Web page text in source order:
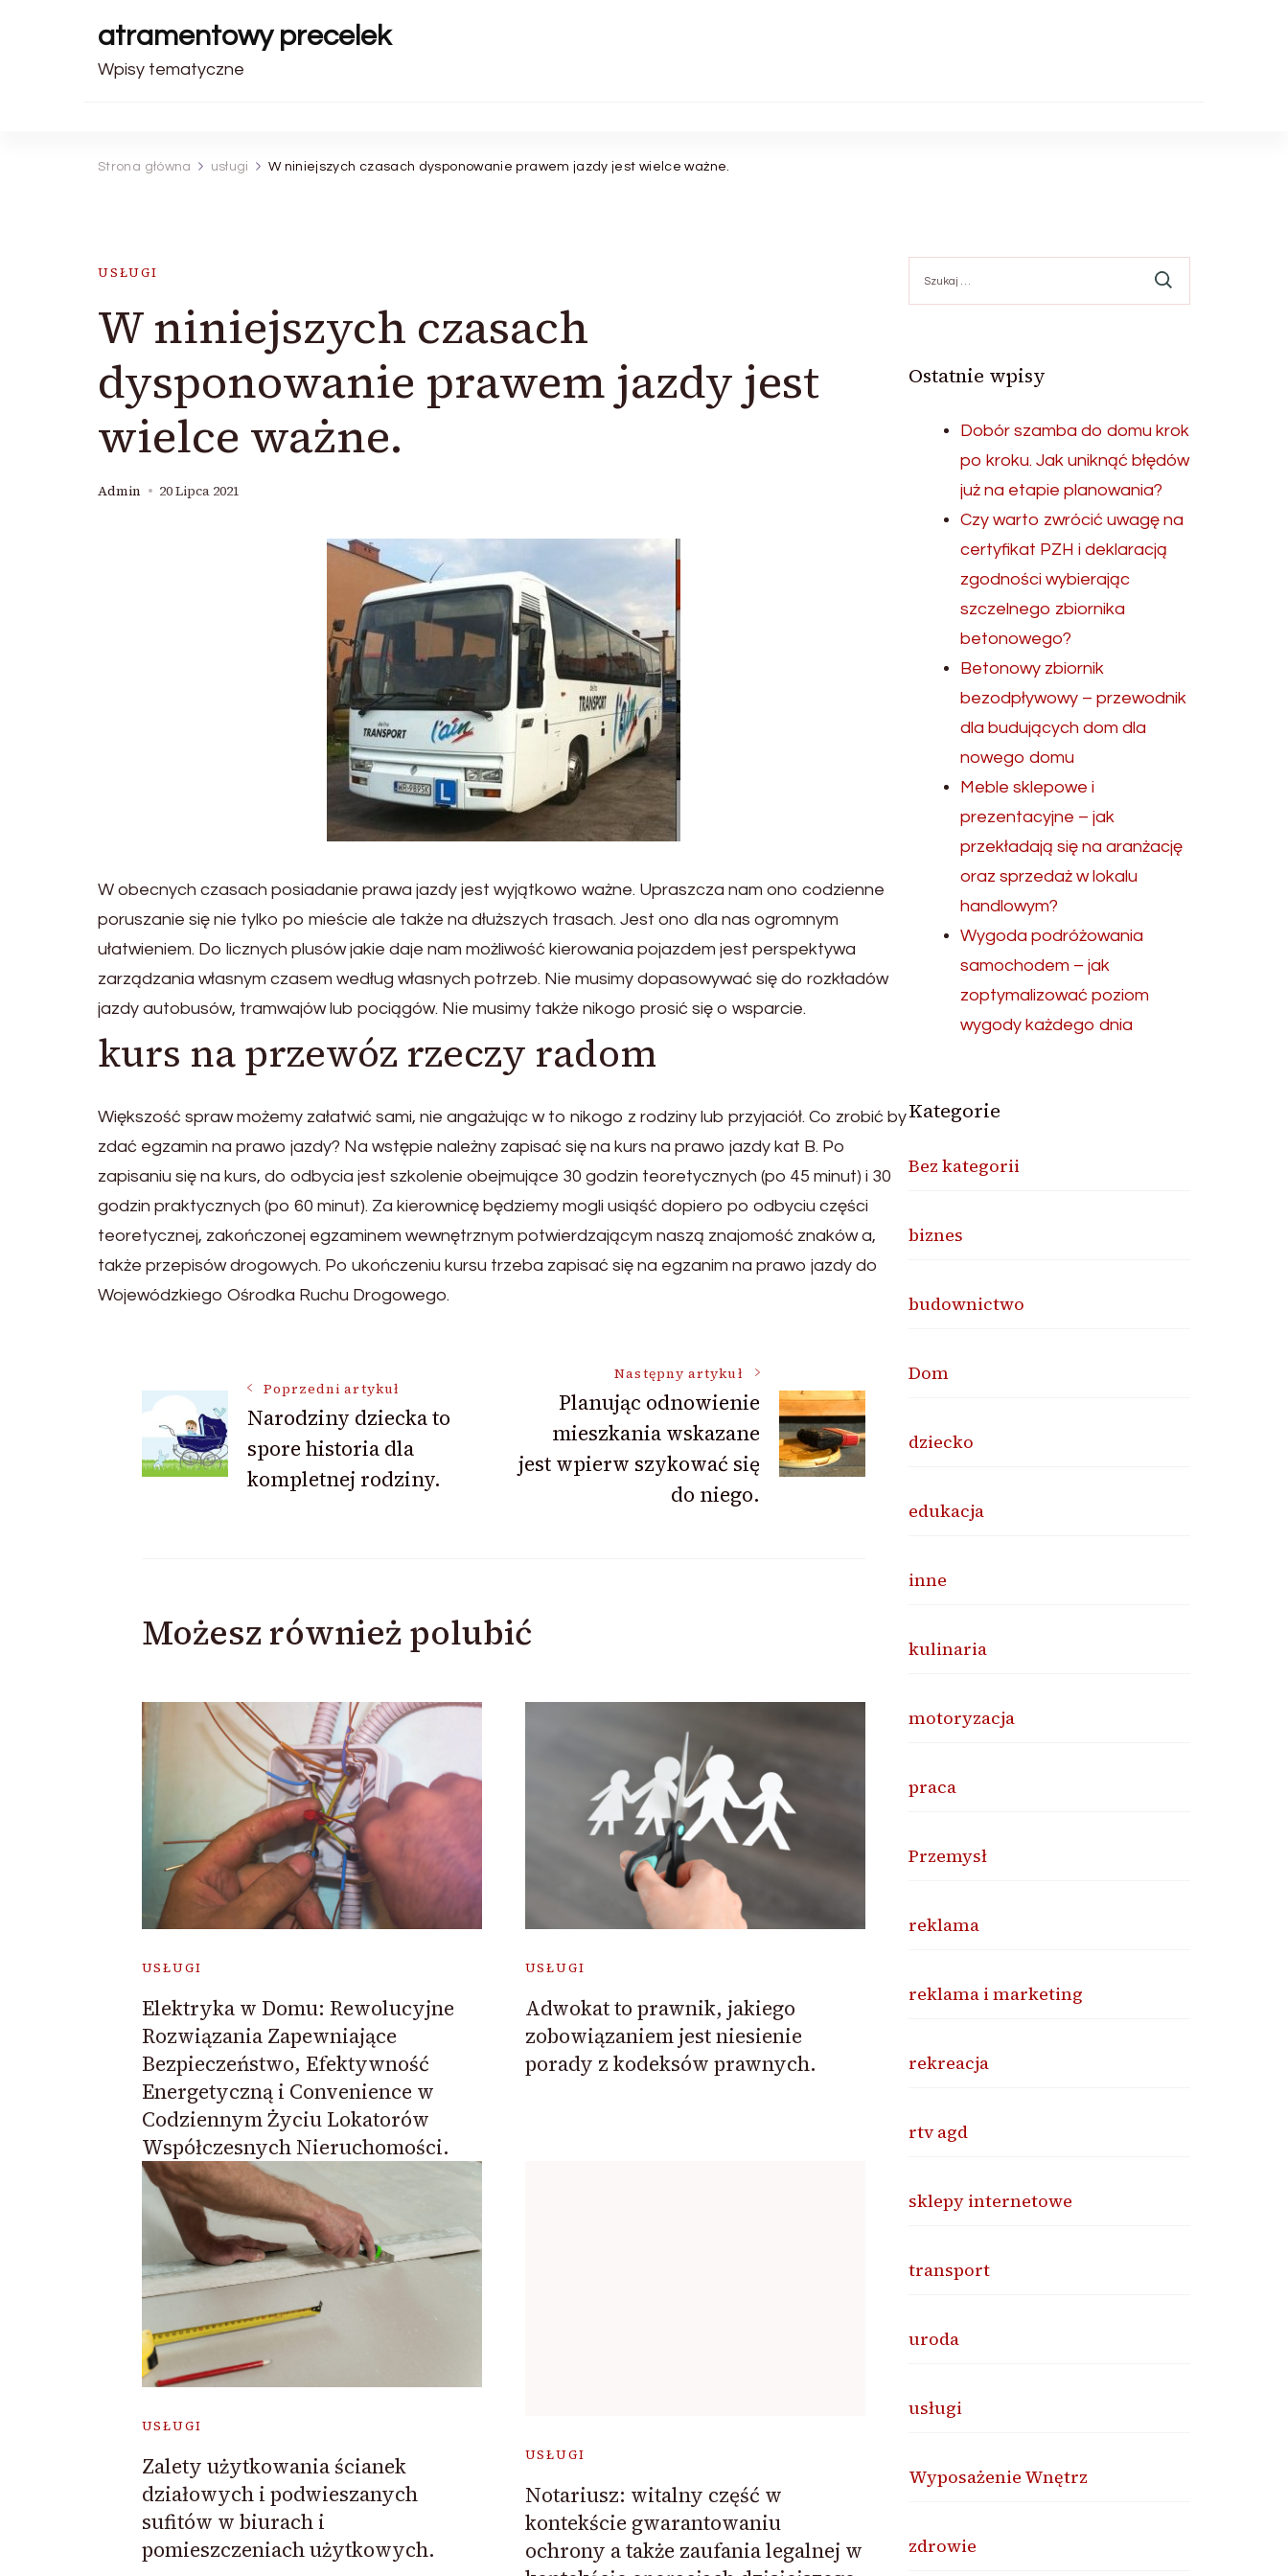
atramentowy precelek
Wpisy tematyczne
Strona główna usługi W niniejszych czasach dysponowanie prawem jazdy jest wielce ważne.
USŁUGI
W niniejszych czasach
dysponowanie prawem jazdy jest
wielce ważne.
Admin 20 Lipca 2021
W obecnych czasach posiadanie prawa jazdy jest wyjątkowo ważne. Upraszcza nam ono codzienne
poruszanie się nie tylko po mieście ale także na dłuższych trasach. Jest ono dla nas ogromnym
ułatwieniem. Do licznych plusów jakie daje nam możliwość kierowania pojazdem jest perspektywa
zarządzania własnym czasem według własnych potrzeb. Nie musimy dopasowywać się do rozkładów
jazdy autobusów, tramwajów lub pociągów. Nie musimy także nikogo prosić się o wsparcie.
kurs na przewóz rzeczy radom
Większość spraw możemy załatwić sami, nie angażując w to nikogo z rodziny lub przyjaciół. Co zrobić by
zdać egzamin na prawo jazdy? Na wstępie należny zapisać się na kurs na prawo jazdy kat B. Po
zapisaniu się na kurs, do odbycia jest szkolenie obejmujące 30 godzin teoretycznych (po 45 minut) i 30
godzin praktycznych (po 60 minut). Za kierownicę będziemy mogli usiąść dopiero po odbyciu części
teoretycznej, zakończonej egzaminem wewnętrznym potwierdzającym naszą znajomość znaków a,
także przepisów drogowych. Po ukończeniu kursu trzeba zapisać się na egzanim na prawo jazdy do
Wojewódzkiego Ośrodka Ruchu Drogowego.
Nawigacja
wpisu
Poprzedni artykuł
Narodziny dziecka to
spore historia dla
kompletnej rodziny.
Następny artykuł
Planując odnowienie
mieszkania wskazane
jest wpierw szykować się
do niego.
Możesz również polubić
USŁUGI
Elektryka w Domu: Rewolucyjne
Rozwiązania Zapewniające
Bezpieczeństwo, Efektywność
Energetyczną i Convenience w
Codziennym Życiu Lokatorów
Współczesnych Nieruchomości.
USŁUGI
Adwokat to prawnik, jakiego
zobowiązaniem jest niesienie
porady z kodeksów prawnych.
USŁUGI
Zalety użytkowania ścianek
działowych i podwieszanych
sufitów w biurach i
pomieszczeniach użytkowych.
USŁUGI
Notariusz: witalny część w
kontekście gwarantowaniu
ochrony a także zaufania legalnej w
Ostatnie wpisy
Dobór szamba do domu krok
po kroku. Jak uniknąć błędów
już na etapie planowania?
Czy warto zwrócić uwagę na
certyfikat PZH i deklaracją
zgodności wybierając
szczelnego zbiornika
betonowego?
Betonowy zbiornik
bezodpływowy – przewodnik
dla budujących dom dla
nowego domu
Meble sklepowe i
prezentacyjne – jak
przekładają się na aranżację
oraz sprzedaż w lokalu
handlowym?
Wygoda podróżowania
samochodem – jak
zoptymalizować poziom
wygody każdego dnia
Kategorie
Bez kategorii
biznes
budownictwo
Dom
dziecko
edukacja
inne
kulinaria
motoryzacja
praca
Przemysł
reklama
reklama i marketing
rekreacja
rtv agd
sklepy internetowe
transport
uroda
usługi
Wyposażenie Wnętrz
zdrowie